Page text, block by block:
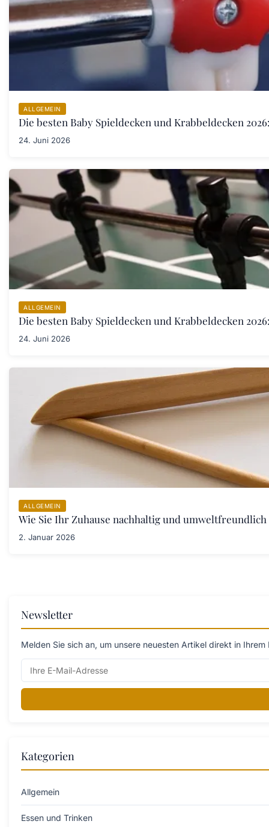
ALLGEMEIN
Die besten Baby Spieldecken und Krabbeldecken
24. Juni 2026
ALLGEMEIN
Die besten Baby Spieldecken und Krabbeldecken
24. Juni 2026
ALLGEMEIN
Wie Sie Ihr Zuhause nachhaltig und umweltfreundlich
2. Januar 2026
Newsletter
Melden Sie sich an, um unsere neuesten Artikel direkt in
Kategorien
Allgemein
Essen und Trinken